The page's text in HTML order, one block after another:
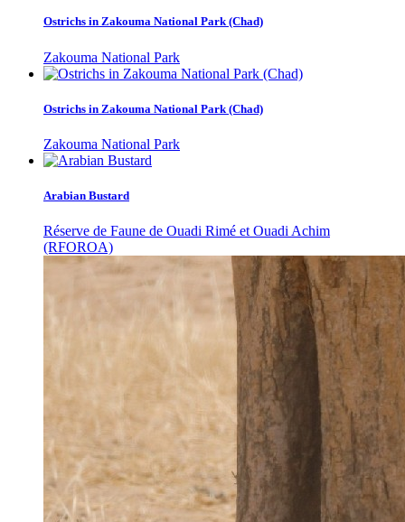
Ostrichs in Zakouma National Park (Chad)
Zakouma National Park
Ostrichs in Zakouma National Park (Chad)
Zakouma National Park
Arabian Bustard
Réserve de Faune de Ouadi Rimé et Ouadi Achim
(RFOROA)